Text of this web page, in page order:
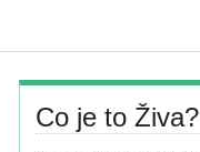
Co je to Živa?